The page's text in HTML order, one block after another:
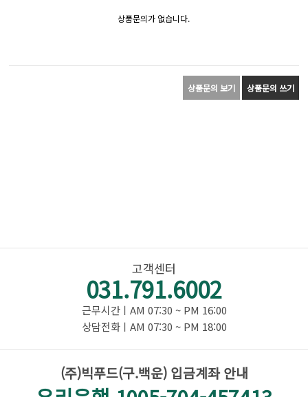
상품문의가 없습니다.
상품문의 보기 상품문의 쓰기
고객센터
031.791.6002
근무시간ㅣAM 07:30 ~ PM 16:00
상담전화ㅣAM 07:30 ~ PM 18:00
(주)빅푸드(구.백운) 입금계좌 안내